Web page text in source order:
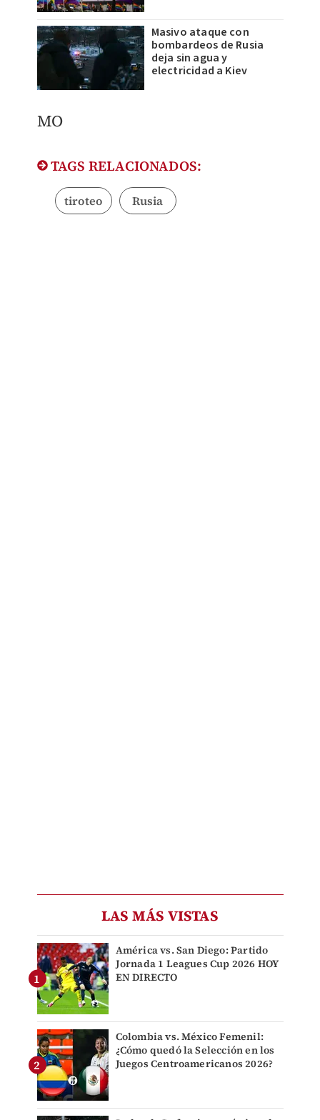
Masivo ataque con
bombardeos de Rusia
deja sin agua y
electricidad a Kiev
MO
TAGS RELACIONADOS:
tiroteo Rusia
LAS MÁS VISTAS
América vs. San Diego: Partido
Jornada 1 Leagues Cup 2026 HOY
EN DIRECTO
Colombia vs. México Femenil:
¿Cómo quedó la Selección en los
Juegos Centroamericanos 2026?